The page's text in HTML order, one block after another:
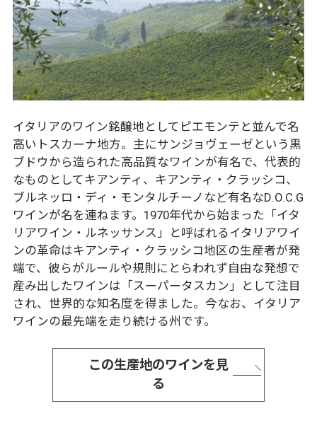
イタリアのワイン銘醸地としてピエモンテと並んで名
高いトスカーナ地方。主にサンジョヴェーゼという黒
ブドウから造られた高品質なワインが有名で、代表的
なものとしてキアンティ、キアンティ・クラッシコ、
ブルネッロ・ディ・モンタルチーノなど有名なD.O.C.G
ワインが名を連ねます。1970年代から始まった「イタ
リアワイン・ルネッサンス」と呼ばれるイタリアワイ
ンの革命はキアンティ・クラッシコ地区の生産者が発
端で、彼らがルールや規則にとらわれず自由な発想で
産み出したワインは「スーパータスカン」として注目
され、世界的な知名度を得ました。今なお、イタリア
ワインの最先端を走り続ける州です。
この生産地のワインを見
る